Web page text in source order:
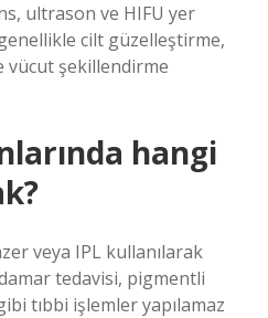
ultrason ve HIFU yer
cilt güzelleştirme,
vücut şekillendirme
hangi
veya IPL kullanılarak
tedavisi, pigmentli
tıbbi işlemler yapılamaz